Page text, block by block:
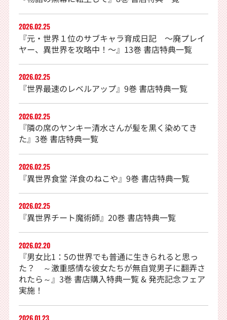
2026.02.25
『元・世界１位のサブキャラ育成日記 〜廃プレイ
ヤー、異世界を攻略中！〜』13巻 書店特典一覧
2026.02.25
『世界最速のレベルアップ』9巻 書店特典一覧
2026.02.25
『隣の席のヤンキー清水さんが髪を黒く染めてき
た』3巻 書店特典一覧
2026.02.25
『異世界食堂 洋食のねこや』9巻 書店特典一覧
2026.02.25
『異世界チート魔術師』20巻 書店特典一覧
2026.02.20
『男女比1：5の世界でも普通に生きられると思っ
た？ ～激重感情な彼女たちが無自覚男子に翻弄さ
れたら～』3巻 書店購入特典一覧 & 発売記念フェア
実施！